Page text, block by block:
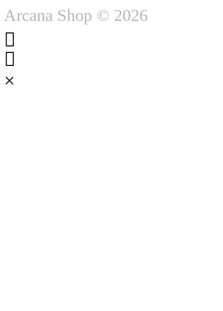
Arcana Shop © 2026
×